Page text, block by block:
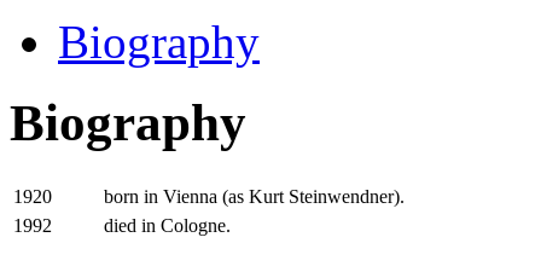
Biography
Biography
1920 born in Vienna (as Kurt Steinwendner).
1992 died in Cologne.